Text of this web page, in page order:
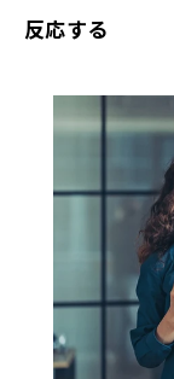
反応する